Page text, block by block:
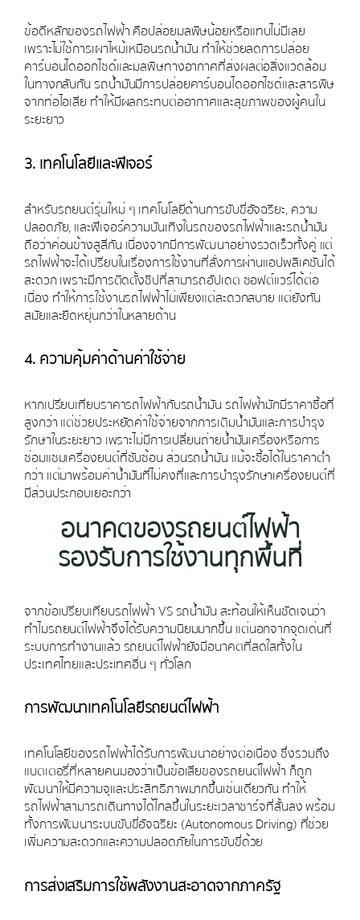
ข้อดีหลักของรถไฟฟ้า คือปล่อยมลพิษน้อยหรือแทบไม่มีเลย
เพราะไม่ใช้การเผาไหม้เหมือนรถน้ำมัน ทำให้ช่วยลดการปล่อย
คาร์บอนไดออกไซด์และมลพิษทางอากาศที่ส่งผลต่อสิ่งแวดล้อม
ในทางกลับกัน รถน้ำมันมีการปล่อยคาร์บอนไดออกไซด์และสารพิษ
จากท่อไอเสีย ทำให้มีผลกระทบต่ออากาศและสุขภาพของผู้คนใน
ระยะยาว
3. เทคโนโลยีและฟีเจอร์
สำหรับรถยนต์รุ่นใหม่ ๆ เทคโนโลยีด้านการขับขี่อัจฉริยะ, ความ
ปลอดภัย, และฟีเจอร์ความบันเทิงในรถของรถไฟฟ้าและรถน้ำมัน
ถือว่าค่อนข้างสูสีกัน เนื่องจากมีการพัฒนาอย่างรวดเร็วทั้งคู่ แต่
รถไฟฟ้าจะได้เปรียบในเรื่องการใช้งานที่สั่งการผ่านแอปพลิเคชันได้
สะดวก เพราะมีการติดตั้งชิปที่สามารถอัปเดต ซอฟต์แวร์ได้ต่อ
เนื่อง ทำให้การใช้งานรถไฟฟ้าไม่เพียงแต่สะดวกสบาย แต่ยังทัน
สมัยและยืดหยุ่นกว่าในหลายด้าน
4. ความคุ้มค่าด้านค่าใช้จ่าย
หากเปรียบเทียบราคารถไฟฟ้ากับรถน้ำมัน รถไฟฟ้ามักมีราคาซื้อที่
สูงกว่า แต่ช่วยประหยัดค่าใช้จ่ายจากการเติมน้ำมันและการบำรุง
รักษาในระยะยาว เพราะไม่มีการเปลี่ยนถ่ายน้ำมันเครื่องหรือการ
ซ่อมแซมเครื่องยนต์ที่ซับซ้อน ส่วนรถน้ำมัน แม้จะซื้อได้ในราคาต่ำ
กว่า แต่มาพร้อมค่าน้ำมันที่ไม่คงที่และการบำรุงรักษาเครื่องยนต์ที่
มีส่วนประกอบเยอะกว่า
อนาคตของรถยนต์ไฟฟ้า
รองรับการใช้งานทุกพื้นที่
จากข้อเปรียบเทียบรถไฟฟ้า VS รถน้ำมัน สะท้อนให้เห็นชัดเจนว่า
ทำไมรถยนต์ไฟฟ้าจึงได้รับความนิยมมากขึ้น แต่นอกจากจุดเด่นที่
ระบบการทำงานแล้ว รถยนต์ไฟฟ้ายังมีอนาคตที่สดใสทั้งใน
ประเทศไทยและประเทศอื่น ๆ ทั่วโลก
การพัฒนาเทคโนโลยีรถยนต์ไฟฟ้า
เทคโนโลยีของรถไฟฟ้าได้รับการพัฒนาอย่างต่อเนื่อง ซึ่งรวมถึง
แบตเตอรี่ที่หลายคนมองว่าเป็นข้อเสียของรถยนต์ไฟฟ้า ก็ถูก
พัฒนาให้มีความจุและประสิทธิภาพมากขึ้นเช่นเดียวกัน ทำให้
รถไฟฟ้าสามารถเดินทางได้ไกลขึ้นในระยะเวลาชาร์จที่สั้นลง พร้อม
ทั้งการพัฒนาระบบขับขี่อัจฉริยะ (Autonomous Driving) ที่ช่วย
เพิ่มความสะดวกและความปลอดภัยในการขับขี่ด้วย
การส่งเสริมการใช้พลังงานสะอาดจากภาครัฐ